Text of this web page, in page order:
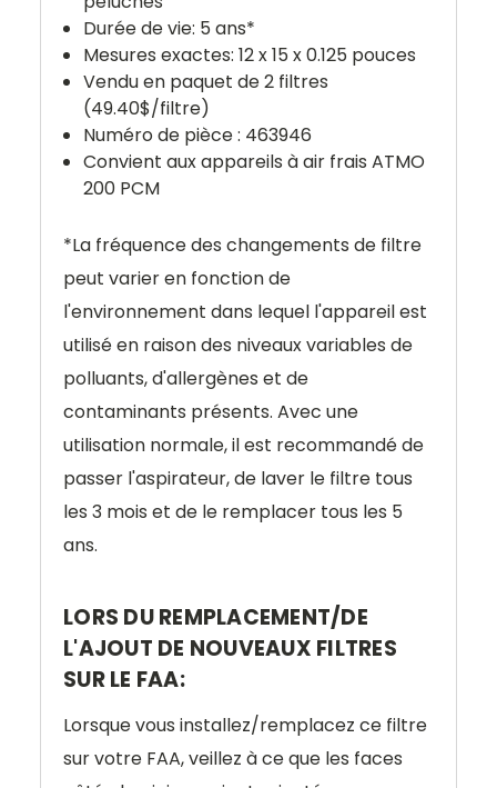
Durée de vie: 5 ans*
Mesures exactes: 12x 15 x 0.125 pouces
Vendu en paquet de 2 filtres
(49.40$/filtre)
Numéro de pièce : 463946
Convient aux appareils à air frais ATMO
200 PCM
*La fréquence des changements de filtre
peut varier en fonction de
l'environnement dans lequel l'appareil est
utilisé en raison des niveaux variables de
polluants, d'allergènes et de
contaminants présents. Avec une
utilisation normale, il est recommandé de
passer l'aspirateur, de laver le filtre tous
les 3 mois et de le remplacer tous les 5
ans.
LORS DU REMPLACEMENT/DE
L'AJOUT DE NOUVEAUX FILTRES
SUR LE FAA:
Lorsque vous installez/remplacez ce filtre
sur votre FAA, veillez à ce que les faces